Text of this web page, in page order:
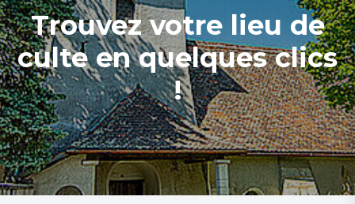
Trouvez votre lieu de
culte en quelques clics
!